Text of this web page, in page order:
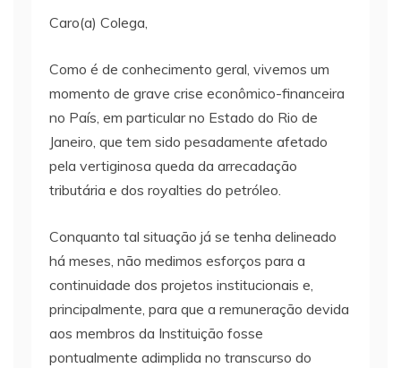
Caro(a) Colega,
Como é de conhecimento geral, vivemos um
momento de grave crise econômico-financeira
no País, em particular no Estado do Rio de
Janeiro, que tem sido pesadamente afetado
pela vertiginosa queda da arrecadação
tributária e dos royalties do petróleo.
Conquanto tal situação já se tenha delineado
há meses, não medimos esforços para a
continuidade dos projetos institucionais e,
principalmente, para que a remuneração devida
aos membros da Instituição fosse
pontualmente adimplida no transcurso do